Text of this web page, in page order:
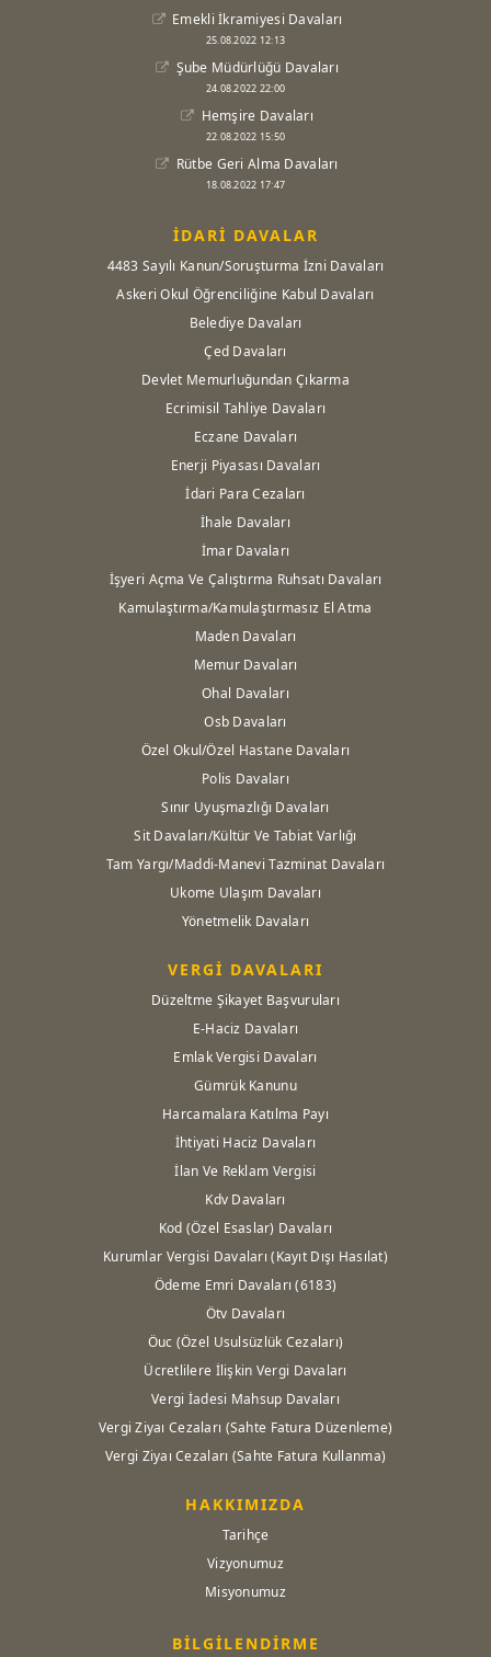
Emekli İkramiyesi Davaları
25.08.2022 12:13
Şube Müdürlüğü Davaları
24.08.2022 22:00
Hemşire Davaları
22.08.2022 15:50
Rütbe Geri Alma Davaları
18.08.2022 17:47
İDARİ DAVALAR
4483 Sayılı Kanun/Soruşturma İzni Davaları
Askeri Okul Öğrenciliğine Kabul Davaları
Belediye Davaları
Çed Davaları
Devlet Memurluğundan Çıkarma
Ecrimisil Tahliye Davaları
Eczane Davaları
Enerji Piyasası Davaları
İdari Para Cezaları
İhale Davaları
İmar Davaları
İşyeri Açma Ve Çalıştırma Ruhsatı Davaları
Kamulaştırma/Kamulaştırmasız El Atma
Maden Davaları
Memur Davaları
Ohal Davaları
Osb Davaları
Özel Okul/Özel Hastane Davaları
Polis Davaları
Sınır Uyuşmazlığı Davaları
Sit Davaları/Kültür Ve Tabiat Varlığı
Tam Yargı/Maddi-Manevi Tazminat Davaları
Ukome Ulaşım Davaları
Yönetmelik Davaları
VERGİ DAVALARI
Düzeltme Şikayet Başvuruları
E-Haciz Davaları
Emlak Vergisi Davaları
Gümrük Kanunu
Harcamalara Katılma Payı
İhtiyati Haciz Davaları
İlan Ve Reklam Vergisi
Kdv Davaları
Kod (Özel Esaslar) Davaları
Kurumlar Vergisi Davaları (Kayıt Dışı Hasılat)
Ödeme Emri Davaları (6183)
Ötv Davaları
Öuc (Özel Usulsüzlük Cezaları)
Ücretlilere İlişkin Vergi Davaları
Vergi İadesi Mahsup Davaları
Vergi Ziyaı Cezaları (Sahte Fatura Düzenleme)
Vergi Ziyaı Cezaları (Sahte Fatura Kullanma)
HAKKIMIZDA
Tarihçe
Vizyonumuz
Misyonumuz
BİLGİLENDİRME